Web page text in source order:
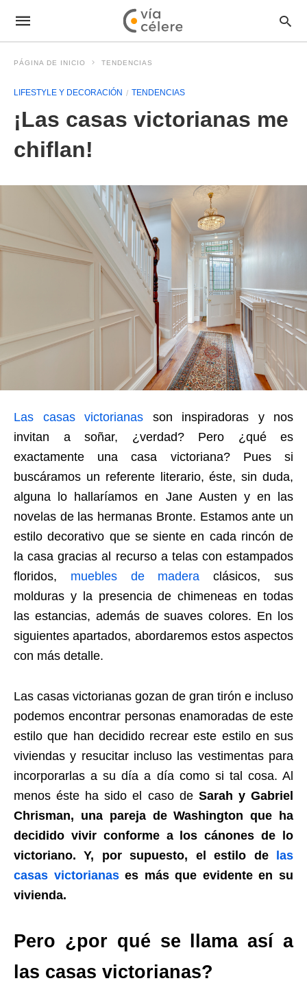
PÁGINA DE INICIO TENDENCIAS
LIFESTYLE Y DECORACIÓN TENDENCIAS
¡Las casas victorianas me
chiflan!
Las casas victorianas son inspiradoras y nos
invitan a soñar, ¿verdad? Pero ¿qué es
exactamente una casa victoriana? Pues si
buscáramos un referente literario, éste, sin duda,
alguna lo hallaríamos en Jane Austen y en las
novelas de las hermanas Bronte. Estamos ante un
estilo decorativo que se siente en cada rincón de
la casa gracias al recurso a telas con estampados
floridos, muebles de madera clásicos, sus
molduras y la presencia de chimeneas en todas
las estancias, además de suaves colores. En los
siguientes apartados, abordaremos estos aspectos
con más detalle.
Las casas victorianas gozan de gran tirón e incluso
podemos encontrar personas enamoradas de este
estilo que han decidido recrear este estilo en sus
viviendas y resucitar incluso las vestimentas para
incorporarlas a su día a día como si tal cosa. Al
menos éste ha sido el caso de Sarah y Gabriel
Chrisman, una pareja de Washington que ha
decidido vivir conforme a los cánones de lo
victoriano. Y, por supuesto, el estilo de las
casas victorianases más que evidente en su
vivienda.
Pero ¿por qué se llama así a
las casas victorianas?